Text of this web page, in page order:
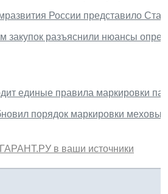
России представило
закупок разъяснили нюансы
единые правила маркировки
порядок маркировки
в ваши источники